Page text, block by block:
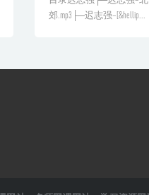
郊.mp3├─迟志强–[&hellip...